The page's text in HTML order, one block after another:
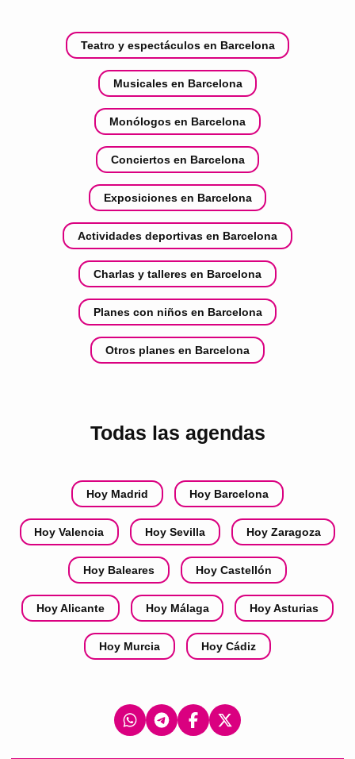
Teatro y espectáculos en Barcelona
Musicales en Barcelona
Monólogos en Barcelona
Conciertos en Barcelona
Exposiciones en Barcelona
Actividades deportivas en Barcelona
Charlas y talleres en Barcelona
Planes con niños en Barcelona
Otros planes en Barcelona
Todas las agendas
Hoy Madrid Hoy Barcelona
Hoy Valencia Hoy Sevilla Hoy Zaragoza
Hoy Baleares Hoy Castellón
Hoy Alicante Hoy Málaga Hoy Asturias
Hoy Murcia Hoy Cádiz